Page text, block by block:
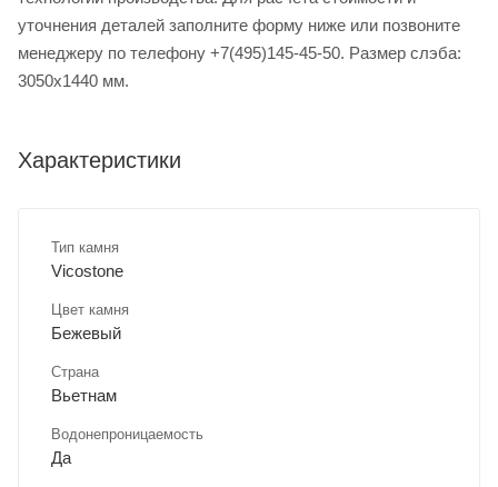
уточнения деталей заполните форму ниже или позвоните
менеджеру по телефону +7(495)145-45-50. Размер слэба:
3050х1440 мм.
Характеристики
Тип камня
Vicostone
Цвет камня
Бежевый
Страна
Вьетнам
Водонепроницаемость
Да